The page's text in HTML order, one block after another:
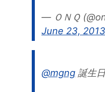
— ＯＮＱ
June 23, 2013
@mgng誕生